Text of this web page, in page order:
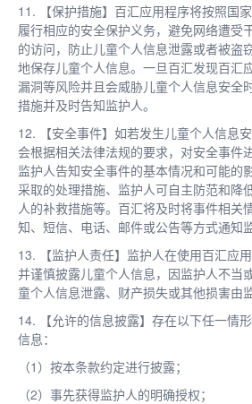
11. 【保护措施】百汇应用程序将按照国
履行相应的安全保护义务，避免网络遭受
的访问，防止儿童个人信息泄露或者被盗
地保存儿童个人信息。一旦百汇发现百汇
漏洞等风险并且会威胁儿童个人信息安全
措施并及时告知监护人。
12. 【安全事件】如若发生儿童个人信息
会根据相关法律法规的要求，对安全事件
监护人告知安全事件的基本情况和可能的
采取的处理措施、监护人可自主防范和降
人的补救措施等。百汇将及时将事件相关
知、短信、电话、邮件或公告等方式通知
13. 【监护人责任】监护人在使用百汇应
并谨慎披露儿童个人信息，因监护人不当
童个人信息泄露、财产损失或其他损害由
14. 【允许的信息披露】存在以下任一情
信息：
（1）按本条款约定进行披露；
（2）事先获得监护人的明确授权；